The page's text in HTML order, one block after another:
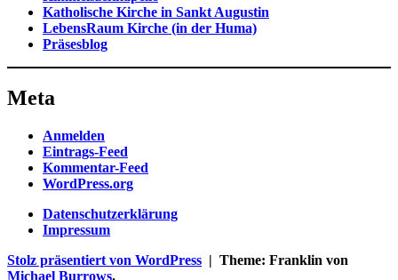
Katholische Kirche in Sankt Augustin
LebensRaum Kirche (in der Huma)
Präsesblog
Meta
Anmelden
Eintrags-Feed
Kommentar-Feed
WordPress.org
Datenschutzerklärung
Impressum
Stolz präsentiert von WordPress | Theme: Franklin von
Michael Burrows.